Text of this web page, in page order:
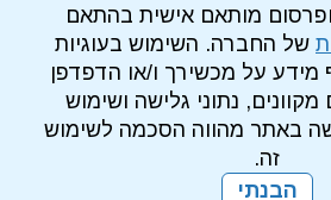
מותאם אישית בהתאם
של החברה. השימוש בעוגיות
מידע על מכשירך ו/או הדפדפן
נתוני גלישה ושימוש
באתר מהווה הסכמה לשימוש
זה.
הבנתי